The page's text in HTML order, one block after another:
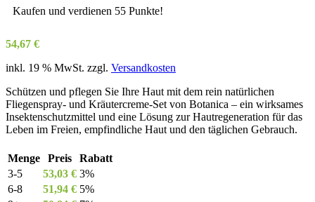
Kaufen und verdienen 55 Punkte!
54,67 €
inkl. 19 % MwSt. zzgl. Versandkosten
Schützen und pflegen Sie Ihre Haut mit dem rein natürlichen
Fliegenspray- und Kräutercreme-Set von Botanica – ein wirksames
Insektenschutzmittel und eine Lösung zur Hautregeneration für das
Leben im Freien, empfindliche Haut und den täglichen Gebrauch.
Menge Preis
Rabatt
3-5
53,03 € 3%
6-8
51,94 € 5%